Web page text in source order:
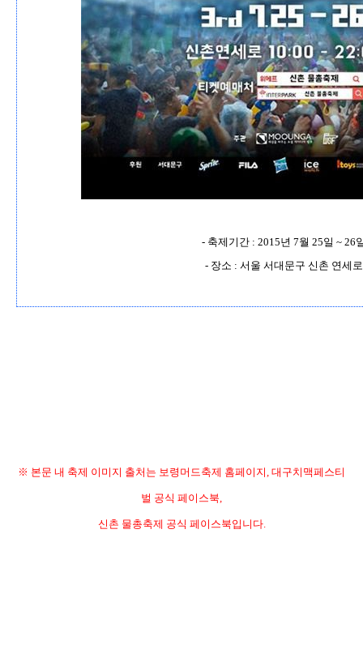
- 축제기간: 2015년 7월 25일 ~ 26
- 장소 : 서울 서대문구 신촌 연세로
※ 본문 내 축제 이미지 출처는 보령머드축제 홈페이지 대구치맥페스티
벌 공식 페이스북
신촌 물총축제 공식 페이스북입니다.